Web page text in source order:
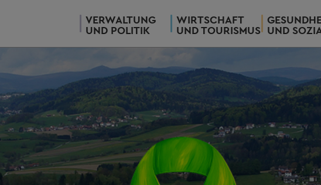
VERWALTUNG
UND POLITIK
WIRTSCHAFT
UND TOURISMUS UND